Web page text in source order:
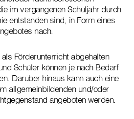
im vergangenen Schuljahr durch
entstanden sind, in Form eines
nach.
Förderunterricht abgehalten
Schüler können je nach Bedarf
Darüber hinaus kann auch eine
allgemeinbildenden und/oder
angeboten werden.